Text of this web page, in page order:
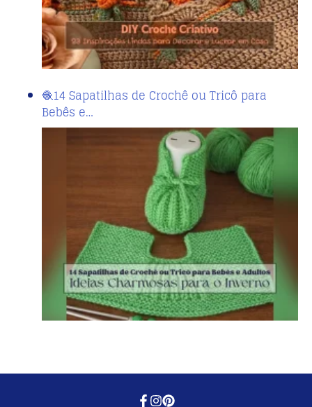
🧶14 Sapatilhas de Crochê ou Tricô para
Bebês e…